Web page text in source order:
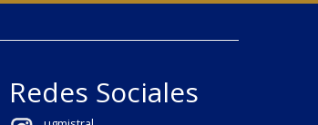
Redes Sociales